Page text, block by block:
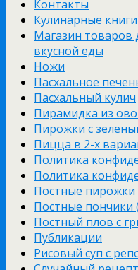
Контакты
Кулинарные книги
Магазин товаров
вкусной еды
Ножи
Пасхальное
Пасхальный кулич
Пирамидка из
Пирожки с
Пицца в 2-х
Политика
Политика
Постные пирожки
Постные пончики
Постный плов с
Публикации
Рисовый суп с